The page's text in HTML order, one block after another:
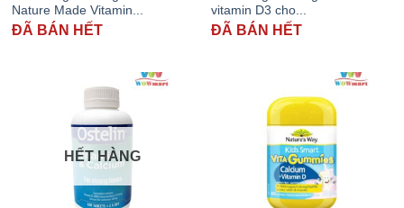
Nature Made Vitamin...
ĐÃ BÁN HẾT
vitamin D3 cho...
ĐÃ BÁN HẾT
HẾT HÀNG